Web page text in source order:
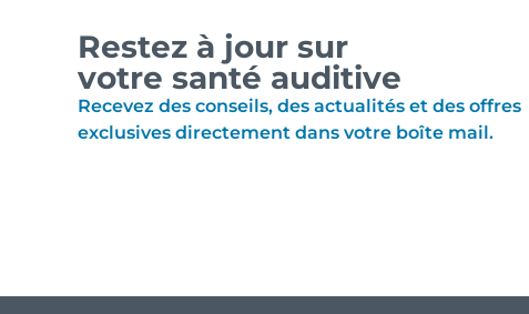
Restez à jour sur
votre santé auditive
Recevez des conseils, des actualités et des offres
exclusives directement dans votre boîte mail.